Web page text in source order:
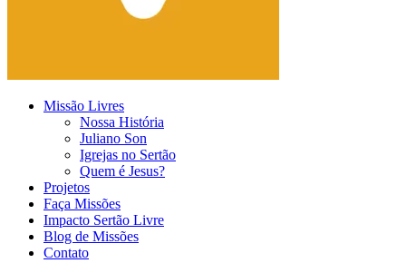
Missão Livres
Nossa História
Juliano Son
Igrejas no Sertão
Quem é Jesus?
Projetos
Faça Missões
Impacto Sertão Livre
Blog de Missões
Contato